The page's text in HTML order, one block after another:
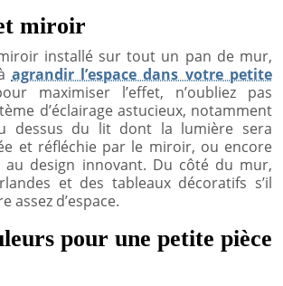
miroir
installé sur tout un pan de mur,
agrandir l’espace dans votre petite
maximiser l’effet, n’oubliez pas
d’éclairage astucieux, notamment
dessus du lit dont la lumière sera
et réfléchie par le miroir, ou encore
au design innovant. Du côté du mur,
et des tableaux décoratifs s’il
assez d’espace.
pour une petite pièce